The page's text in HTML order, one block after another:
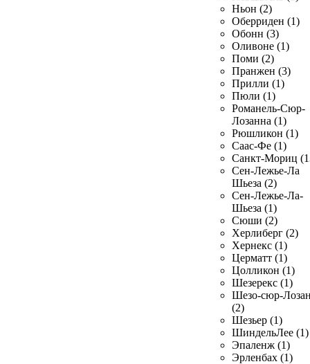
Ньон (2)
Оберриден (1)
Обонн (3)
Оливоне (1)
Поми (2)
Пранжен (3)
Прилли (1)
Пюли (1)
Романель-Сюр-
Лозанна (1)
Рюшликон (1)
Саас-Фе (1)
Санкт-Мориц
Сен-Лежье-Ла
Шьеза (2)
Сен-Лежье-Ла-
Шьеза (1)
Сюши (2)
Херлиберг (2)
Хернекс (1)
Церматт (1)
Цолликон (1)
Шезерекс (1)
Шезо-сюр-
(2)
Шезьер (1)
ШиндельЛее (1)
Эпаленж (1)
Эрленбах (1)